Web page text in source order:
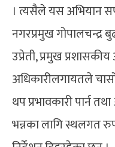
। त्यसैले यस अभियान
नगरप्रमुख गोपालचन्द्र
उप्रेती, प्रमुख
अधिकारीलगायतले
थप प्रभावकारी
भन्नका लागि स्थलगत